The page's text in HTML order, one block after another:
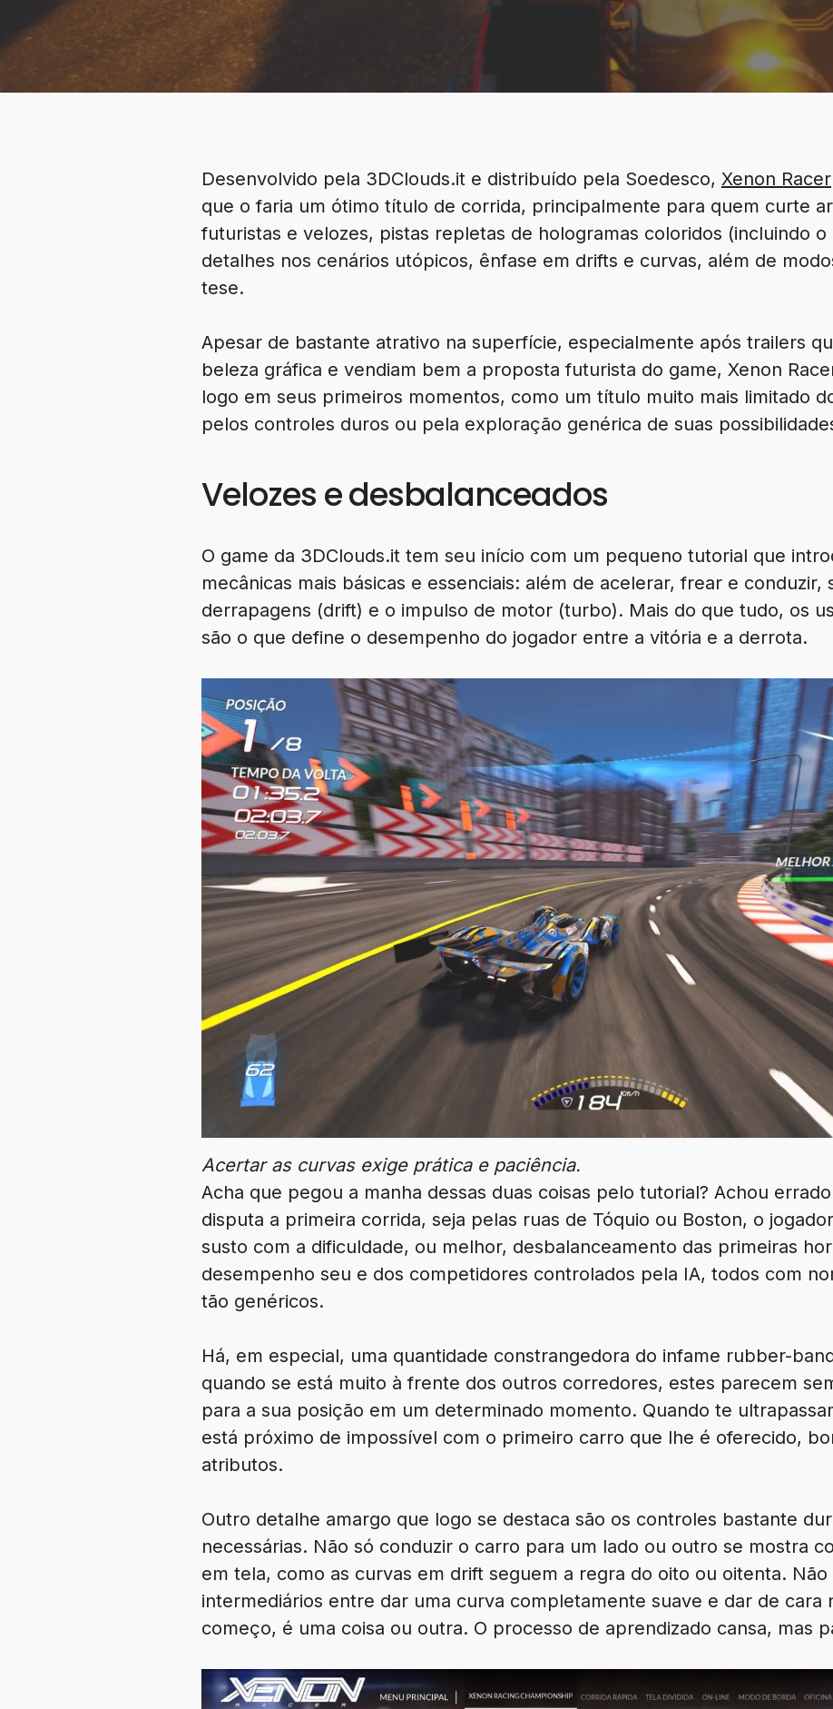
Desenvolvido pela 3DClouds.it e distribuído pela Soedesco, Xenon Racer
que o faria um ótimo título de corrida, principalmente para quem curte
futuristas e velozes, pistas repletas de hologramas coloridos (incluindo
detalhes nos cenários utópicos, ênfase em drifts e curvas, além de
tese.
Apesar de bastante atrativo na superfície, especialmente após trailers
beleza gráfica e vendiam bem a proposta futurista do game, Xenon
logo em seus primeiros momentos, como um título muito mais limitado
pelos controles duros ou pela exploração genérica de suas
Velozes e desbalanceados
O game da 3DClouds.it tem seu início com um pequeno tutorial que
mecânicas mais básicas e essenciais: além de acelerar, frear e conduzir,
derrapagens (drift) e o impulso de motor (turbo). Mais do que tudo, os
são o que define o desempenho do jogador entre a vitória e a derrota.
Acertar as curvas exige prática e paciência.
Acha que pegou a manha dessas duas coisas pelo tutorial? Achou
disputa a primeira corrida, seja pelas ruas de Tóquio ou Boston, o
susto com a dificuldade, ou melhor, desbalanceamento das primeiras
desempenho seu e dos competidores controlados pela IA, todos com
tão genéricos.
Há, em especial, uma quantidade constrangedora do infame rubber-
quando se está muito à frente dos outros corredores, estes parecem
para a sua posição em um determinado momento. Quando te
está próximo de impossível com o primeiro carro que lhe é oferecido,
atributos.
Outro detalhe amargo que logo se destaca são os controles bastante
necessárias. Não só conduzir o carro para um lado ou outro se mostra
em tela, como as curvas em drift seguem a regra do oito ou oitenta.
intermediários entre dar uma curva completamente suave e dar de cara
começo, é uma coisa ou outra. O processo de aprendizado cansa, mas